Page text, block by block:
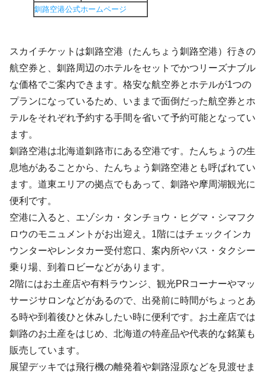
釧路空港公式ホームページ
スカイチケットは釧路空港（たんちょう釧路空港）行きの
航空券と、釧路周辺のホテルをセットでかつリーズナブル
な価格でご案内できます。格安な航空券とホテルが1つの
プランになっているため、いままで面倒だった航空券とホ
テルをそれぞれ予約する手間を省いて予約可能となってい
ます。
釧路空港は北海道釧路市にある空港です。たんちょうの生
息地があることから、たんちょう釧路空港とも呼ばれてい
ます。道東エリアの拠点でもあって、釧路や摩周湖観光に
便利です。
空港に入ると、エゾシカ・タンチョウ・ヒグマ・シマフク
ロウのモニュメントがお出迎え。1階にはチェックインカ
ウンターやレンタカー受付窓口、案内所やバス・タクシー
乗り場、到着ロビーなどがあります。
2階にはお土産店や有料ラウンジ、観光PRコーナーやマッ
サージサロンなどがあるので、出発前に時間がちょっとあ
る時や到着後ひと休みしたい時に便利です。お土産店では
釧路のお土産をはじめ、北海道の特産品や代表的な銘菓も
販売しています。
展望デッキでは飛行機の離発着や釧路湿原などを見渡せま